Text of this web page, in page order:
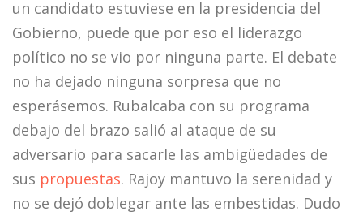
un candidato estuviese en la presidencia del
Gobierno, puede que por eso el liderazgo
político no se vio por ninguna parte. El debate
no ha dejado ninguna sorpresa que no
esperásemos. Rubalcaba con su programa
debajo del brazo salió al ataque de su
adversario para sacarle las ambigüedades de
sus propuestas. Rajoy mantuvo la serenidad y
no se dejó doblegar ante las embestidas. Dudo